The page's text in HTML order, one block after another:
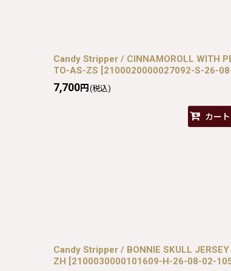
Candy Stripper / CINNAMOROLL WITH
TO-AS-ZS [2100020000027092-S-26-
7,700円 (税込)
カー
Candy Stripper / BONNIE SKULL
ZH [2100030000101609-H-26-08-02-